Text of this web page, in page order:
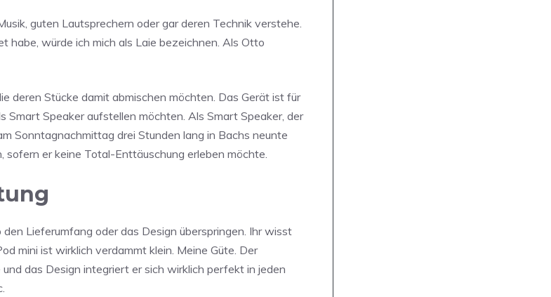
guten Lautsprechern oder gar deren Technik verstehe.
habe, würde ich mich als Laie bezeichnen. Als Otto
deren Stücke damit abmischen möchten. Das Gerät ist für
Smart Speaker aufstellen möchten. Als Smart Speaker, der
Sonntagnachmittag drei Stunden lang in Bachs neunte
er keine Total-Enttäuschung erleben möchte.
Lieferumfang oder das Design überspringen. Ihr wisst
mini ist wirklich verdammt klein. Meine Güte. Der
das Design integriert er sich wirklich perfekt in jeden